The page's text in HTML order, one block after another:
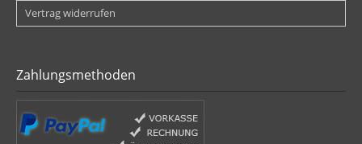
Vertrag widerrufen
Zahlungsmethoden